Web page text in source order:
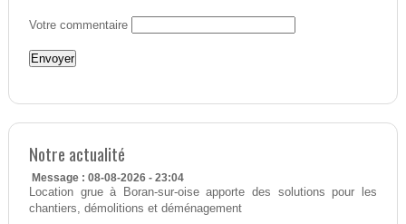
Votre commentaire
Notre actualité
Message : 08-08-2026 - 23:04
Location grue à Boran-sur-oise apporte des solutions pour les
chantiers, démolitions et déménagement